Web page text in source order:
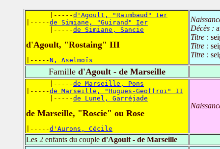
      |-----
d'Agoult, "Raimbaud" Ier
|-----de Simiane, "Guirand" Ier
      |-----
de Simiane, Sancie
d'Agoult, "Rostaing" III
|-----N, Aselmoïs
Décès :
Titre :
Titre :
Titre :
Familled'Agoult - de Marseille
      |-----
de Marseille, Pons
|-----de Marseille, "Hugues-Geoffroi" II
      |-----
de Lunel, Garréjade
de Marseille, "Roscie" ou Rose
|-----d'Aurons, Cécile
Les 2 enfants du couple d'Agoult - de Marseille